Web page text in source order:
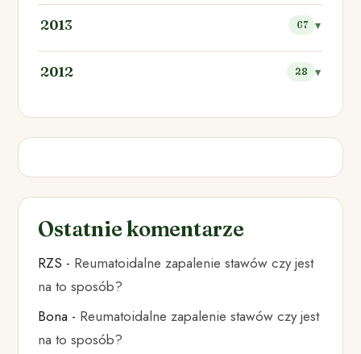
2013 67
2012 28
Ostatnie komentarze
RZS - Reumatoidalne zapalenie stawów czy jest
na to sposób?
Bona - Reumatoidalne zapalenie stawów czy jest
na to sposób?